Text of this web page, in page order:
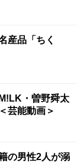
産品「ちく
・曽野舜太
芸能動画＞
の男性2人が溺